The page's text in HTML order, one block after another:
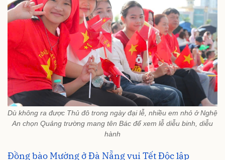
Dù không ra được Thủ đô trong ngày đại lễ, nhiều em nhỏ ở Nghệ
An chọn Quảng trường mang tên Bác để xem lễ diễu binh, diễu
hành
Đồng bào Mường ở Đà Nẵng vui Tết Độc lập